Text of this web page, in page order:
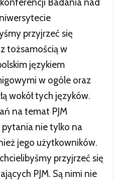
przyjrzeć się
tożsamością w
językiem
w ogóle oraz
wokół tych języków.
na temat PJM
nie tylko na
jego użytkowników.
przyjrzeć się
PJM. Są nimi nie